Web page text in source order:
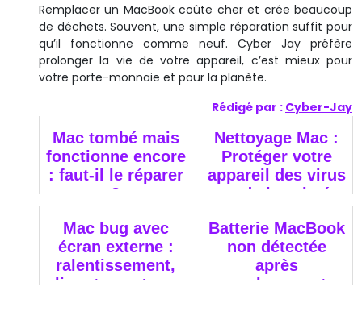
Remplacer un MacBook coûte cher et crée beaucoup
de déchets. Souvent, une simple réparation suffit pour
qu’il fonctionne comme neuf. Cyber Jay préfère
prolonger la vie de votre appareil, c’est mieux pour
votre porte-monnaie et pour la planète.
Rédigé par : Cyber-Jay
Mac tombé mais
fonctionne encore
: faut-il le réparer
?
Nettoyage Mac :
Protéger votre
appareil des virus
et de la saleté
performances
optimales !
Mac bug avec
écran externe :
ralentissement,
clignotement, que
Batterie MacBook
non détectée
après
remplacement :